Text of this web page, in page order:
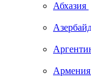
Абхазия
Армения